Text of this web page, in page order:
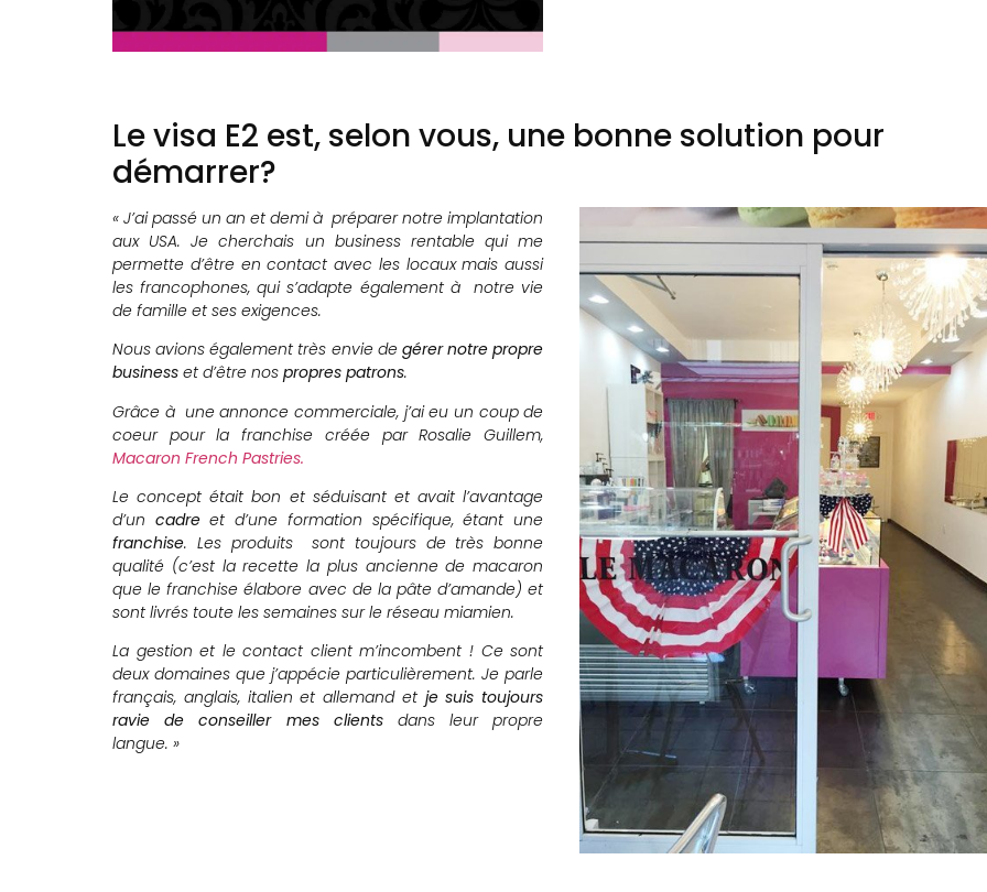
Le visa E2 est, selon vous, une bonne solution pour
démarrer?
« J’ai passé un an et demi à préparer notre implantation
aux USA. Je cherchais un business rentable qui me
permette d’être en contact avec les locaux mais aussi
les francophones, qui s’adapte également à notre vie
de famille et ses exigences.
Nous avions également très envie de gérer notre propre
business et d’être nos propres patrons.
Grâce à une annonce commerciale, j’ai eu un coup de
coeur pour la franchise créée par Rosalie Guillem,
Macaron French Pastries.
Le concept était bon et séduisant et avait l’avantage
d’un cadreet d’une formation spécifique, étant une
franchise. Les produits sont toujours de très bonne
qualité (c’est la recette la plus ancienne de macaron
que le franchise élabore avec de la pâte d’amande) et
sont livrés toute les semaines sur le réseau miamien.
La gestion et le contact client m’incombent ! Ce sont
deux domaines que j’appécie particulièrement. Je parle
français, anglais, italien et allemand et je suis toujours
ravie de
conseiller mes clientsdans leur propre
langue. »